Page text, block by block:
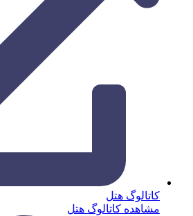
کاتالوگ هتل
مشاهده کاتالوگ هتل